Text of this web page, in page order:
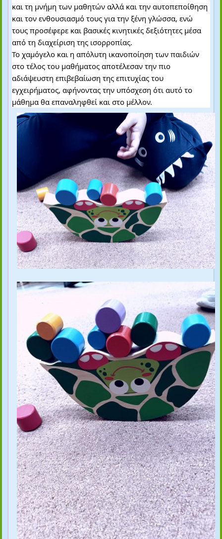
και τη μνήμη των μαθητών αλλά και την αυτοπεποίθηση
και τον ενθουσιασμό τους για την ξένη γλώσσα, ενώ
τους προσέφερε και βασικές κινητικές δεξιότητες μέσα
από τη διαχείριση της ισορροπίας.
Το χαμόγελο και η απόλυτη ικανοποίηση των παιδιών
στο τέλος του μαθήματος αποτέλεσαν την πιο
αδιάψευστη επιβεβαίωση της επιτυχίας του
εγχειρήματος, αφήνοντας την υπόσχεση ότι αυτό το
μάθημα θα επαναληφθεί και στο μέλλον.